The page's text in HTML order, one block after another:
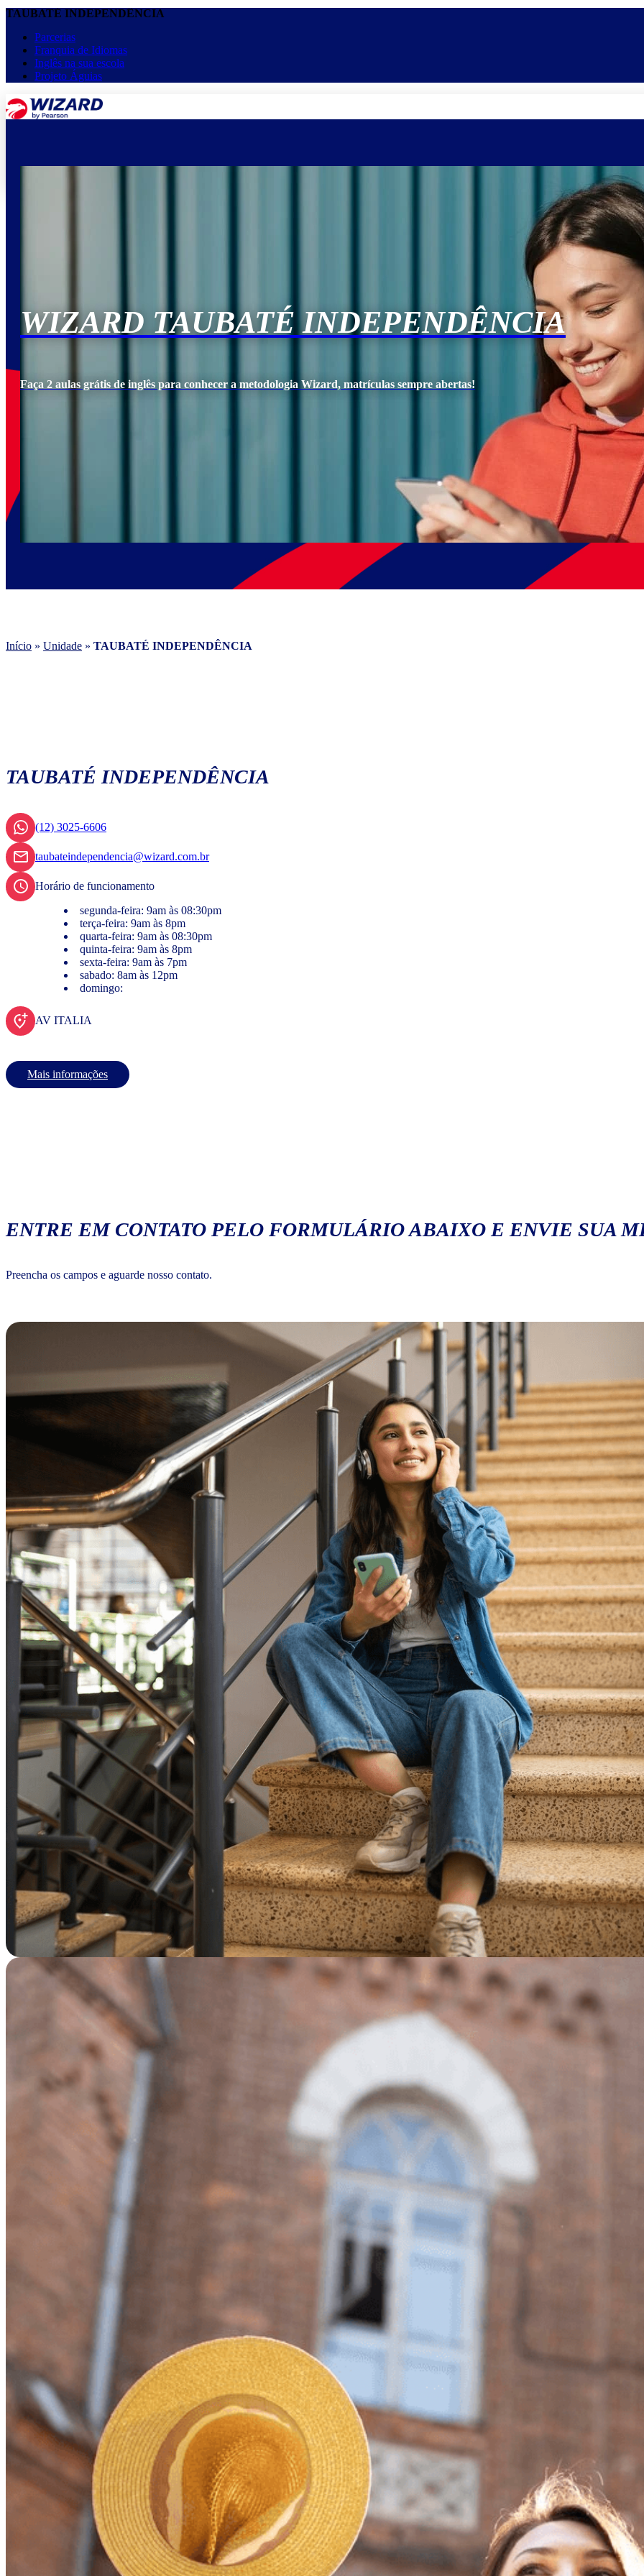
TAUBATÉ INDEPENDÊNCIA
Parcerias
Franquia de Idiomas
Inglês na sua escola
Projeto Águias
Equipe
WIZARD TAUBATÉ INDEPENDÊNCIA
Faça 2 aulas grátis de inglês para conhecer a metodologia Wizard, matrículas sempre abertas!
Início » Unidade » TAUBATÉ INDEPENDÊNCIA
TAUBATÉ INDEPENDÊNCIA
(12) 3025-6606
taubateindependencia@wizard.com.br
Horário de funcionamento
segunda-feira: 9am às 08:30pm
terça-feira: 9am às 8pm
quarta-feira: 9am às 08:30pm
quinta-feira: 9am às 8pm
sexta-feira: 9am às 7pm
sabado: 8am às 12pm
domingo:
AV ITALIA
Mais informações
ENTRE EM CONTATO PELO FORMULÁRIO ABAIXO E ENVIE SUA
Preencha os campos e aguarde nosso contato.